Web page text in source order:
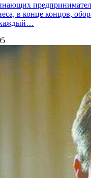
в конце концов,
каждый…